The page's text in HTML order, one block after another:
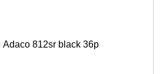
Adaco 812sr black 36р